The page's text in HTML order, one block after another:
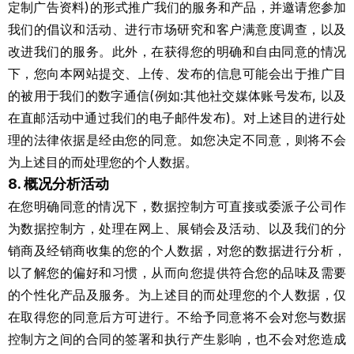
定制广告资料)的形式推广我们的服务和产品，并邀请您参加
我们的倡议和活动、进行市场研究和客户满意度调查，以及
改进我们的服务。此外，在获得您的明确和自由同意的情况
下，您向本网站提交、上传、发布的信息可能会出于推广目
的被用于我们的数字通信(例如:其他社交媒体账号发布, 以及
在直邮活动中通过我们的电子邮件发布)。对上述目的进行处
理的法律依据是经由您的同意。如您决定不同意，则将不会
为上述目的而处理您的个人数据。
8. 概况分析活动
在您明确同意的情况下，数据控制方可直接或委派子公司作
为数据控制方，处理在网上、展销会及活动、以及我们的分
销商及经销商收集的您的个人数据，对您的数据进行分析，
以了解您的偏好和习惯，从而向您提供符合您的品味及需要
的个性化产品及服务。为上述目的而处理您的个人数据，仅
在取得您的同意后方可进行。不给予同意将不会对您与数据
控制方之间的合同的签署和执行产生影响，也不会对您造成